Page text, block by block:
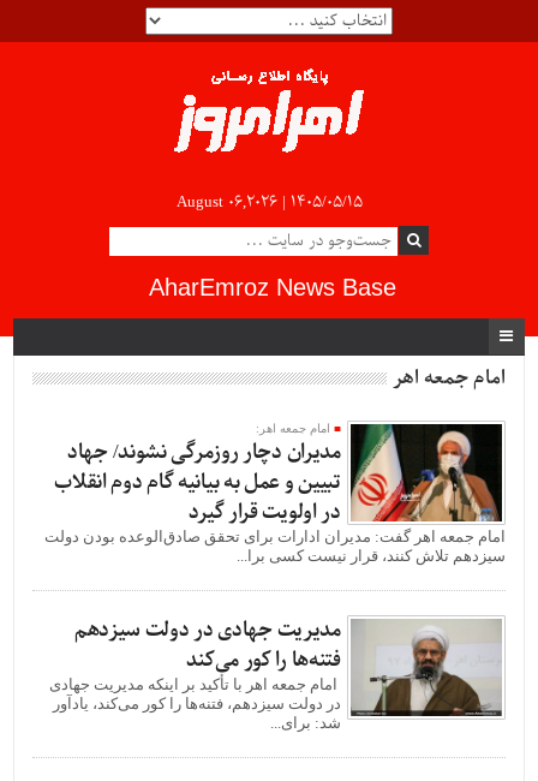
August 06,2026 | ۱۴۰۵/۰۵/۱۵
AharEmroz News Base
امام جمعه اهر
امام جمعه اهر:
مدیران دچار روزمرگی نشوند/ جهاد
تبیین و عمل به بیانیه گام دوم انقلاب
در اولویت قرار گیرد
امام جمعه اهر گفت: مدیران ادارات برای تحقق صادق‌الوعده بودن دولت
سیزدهم تلاش کنند، قرار نیست کسی برا...
مدیریت جهادی در دولت سیزدهم
فتنه‌ها را کور می‌کند
امام جمعه اهر با تأکید بر اینکه مدیریت جهادی
در دولت سیزدهم، فتنه‌ها را کور می‌کند، یادآور
شد: برای...